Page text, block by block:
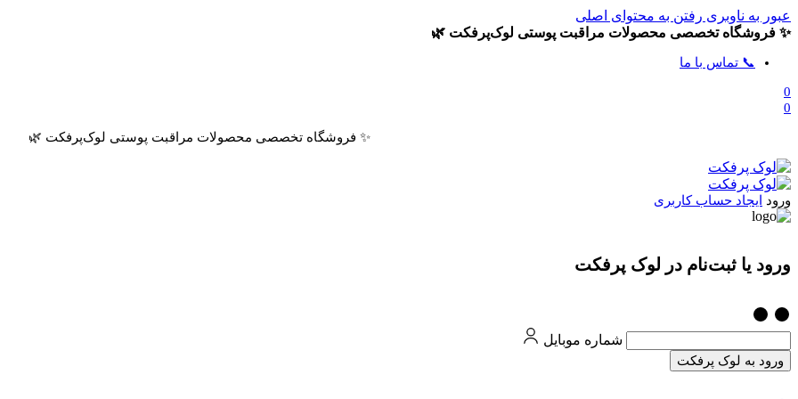
عبور به ناوبری رفتن به محتوای اصلی
✨ فروشگاه تخصصی محصولات مراقبت پوستی لوک‌پرفکت 🌿
📞 تماس با ما
0
0
✨ فروشگاه تخصصی محصولات مراقبت پوستی لوک‌پرفکت 🌿
ورود ایجاد حساب کاربری
ورود یا ثبت‌نام در لوک پرفکت
شماره موبایل
ورود به لوک پرفکت